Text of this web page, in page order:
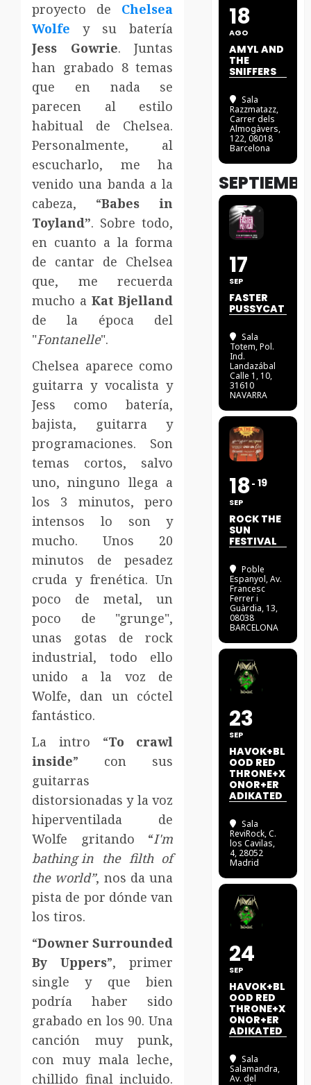
proyecto de Chelsea
Wolfe
y su batería
Jess Gowrie. Juntas
han grabado 8 temas
que en nada se
parecen al estilo
habitual de Chelsea.
Personalmente, al
escucharlo, me ha
venido una banda a la
cabeza, “Babes in
Toyland”. Sobre todo,
en cuanto a la forma
de cantar de Chelsea
que, me recuerda
mucho a Kat Bjelland
de la época del
"Fontanelle".
Chelsea aparece como
guitarra y vocalista y
Jess como batería,
bajista, guitarra y
programaciones. Son
temas cortos, salvo
uno, ninguno llega a
los 3 minutos, pero
intensos lo son y
mucho. Unos 20
minutos de pesadez
cruda y frenética. Un
poco de metal, un
poco de "grunge",
unas gotas de rock
industrial, todo ello
unido a la voz de
Wolfe, dan un cóctel
fantástico.
La intro “To crawl
inside” con sus
guitarras
distorsionadas y la voz
hiperventilada de
Wolfe gritando “I'm
bathing in the filth of
the world”, nos da una
pista de por dónde van
los tiros.
“Downer Surrounded
By Uppers”, primer
single y que bien
podría haber sido
grabado en los 90. Una
canción muy punk,
con muy mala leche,
chillido final incluido.
18
AGO
AMYL AND
THE
SNIFFERS
Sala
Razzmatazz,
Carrer dels
Almogàvers,
122, 08018
Barcelona
17
SEP
FASTER
PUSSYCAT
Sala
Totem, Pol.
Ind.
Landazábal
Calle 1, 10,
31610
NAVARRA
18
SEP
19
ROCK THE
SUN
FESTIVAL
Poble
Espanyol, Av.
Francesc
Ferrer i
Guàrdia, 13,
08038
BARCELONA
23
SEP
HAVOK+BL
OOD RED
THRONE+X
ONOR+ER
ADIKATED
Sala
ReviRock, C.
los Cavilas,
4, 28052
Madrid
24
SEP
HAVOK+BL
OOD RED
THRONE+X
ONOR+ER
ADIKATED
Sala
Salamandra,
Av. del